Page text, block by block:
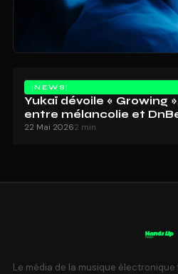
NEWS
Yukaï dévoile « Growing
entre mélancolie et
22 Mai 20262 min
Le média de la musique